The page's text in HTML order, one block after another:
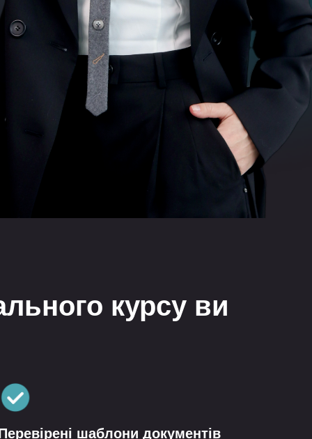
курсу ви
шаблони документів